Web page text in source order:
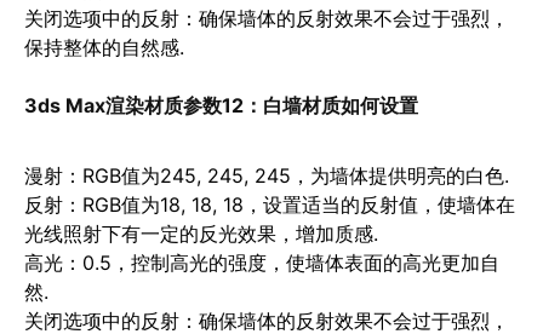
关闭选项中的反射 ：确保墙体的反射效果不会过于强烈，
保持整体的自然感.
3ds Max渲染材质参数12： 白墙材质如何设置
漫射 ：RGB值为245, 245, 245，为墙体提供明亮的白色.
反射 ：RGB值为18, 18, 18，设置适当的反射值，使墙体在
光线照射下有一定的反光效果，增加质感.
高光 ：0.5，控制高光的强度，使墙体表面的高光更加自
然.
关闭选项中的反射 ：确保墙体的反射效果不会过于强烈，